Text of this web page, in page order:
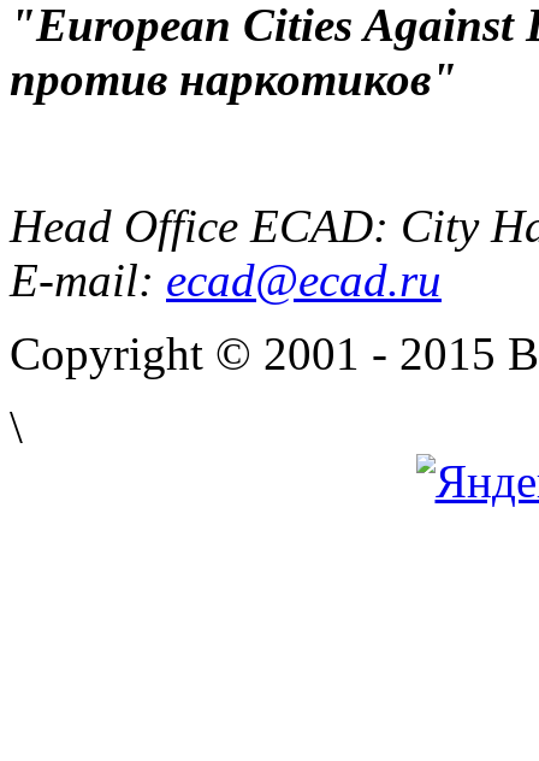
"European Cities Against
против наркотиков"
Head Office ECAD: City
E-mail: ecad@ecad.ru
Copyright © 2001 - 2015
\